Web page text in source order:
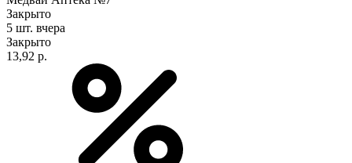
Закрыто
5 шт. вчера
Закрыто
13,92 р.